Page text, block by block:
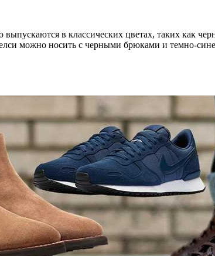
в классических цветах, таких как
можно носить с черными брюками и темно-